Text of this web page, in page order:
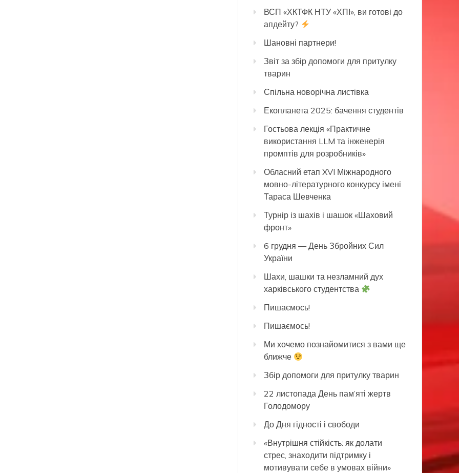
ВСП «ХКТФК НТУ «ХПІ», ви готові до
апдейту?
Шановні партнери!
Звіт за збір допомоги для притулку
тварин
Спільна новорічна листівка
Екопланета 2025: бачення студентів
Гостьова лекція «Практичне
використання LLM та інженерія
промптів для розробників»
Обласний етап XVI Міжнародного
мовно-літературного конкурсу імені
Тараса Шевченка
Турнір із шахів і шашок «Шаховий
фронт»
6 грудня — День Збройних Сил
України
Шахи, шашки та незламний дух
харківського студентства
Пишаємось!
Пишаємось!
Ми хочемо познайомитися з вами ще
ближче
Збір допомоги для притулку тварин
22 листопада День пам’яті жертв
Голодомору
До Дня гідності і свободи
«Внутрішня стійкість: як долати
стрес, знаходити підтримку і
мотивувати себе в умовах війни»